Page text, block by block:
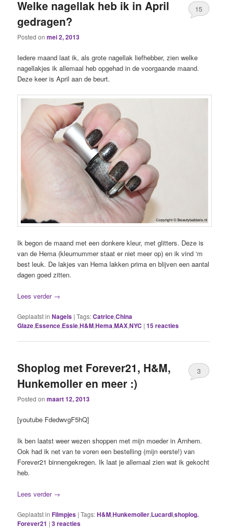
Welke nagellak heb ik in April
gedragen?
Posted onmei 2, 2013
15
Iedere maand laat ik, als grote nagellak liefhebber, zien welke
nagellakjes ik allemaal heb opgehad in de voorgaande maand.
Deze keer is April aan de beurt.
Ik begon de maand met een donkere kleur, met glitters. Deze is
van de Hema (kleurnummer staat er niet meer op) en ik vind ‘m
best leuk. De lakjes van Hema lakken prima en blijven een aantal
dagen goed zitten.
Lees verder →
Geplaatst in Nagels |Tags:Catrice,China
Glaze,Essence,Essie,H&M,Hema,MAX,NYC |15reacties
Shoplog met Forever21, H&M,
Hunkemoller en meer :)
Posted onmaart 12, 2013
3
[youtube FdedwvgF5hQ]
Ik ben laatst weer wezen shoppen met mijn moeder in Arnhem.
Ook had ik net van te voren een bestelling (mijn eerste!) van
Forever21 binnengekregen. Ik laat je allemaal zien wat ik gekocht
heb.
Lees verder →
Geplaatst in Filmpjes |Tags:H&M,Hunkemoller,Lucardi,shoplog.
Forever21 |3reacties